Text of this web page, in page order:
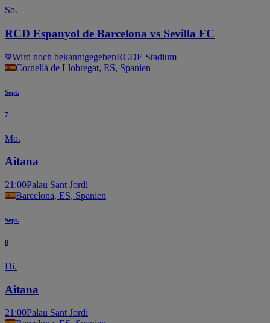
So.
RCD Espanyol de Barcelona vs Sevilla FC
Wird noch bekanntgegebenRCDE Stadium
Cornellà de Llobregat, ES, Spanien
Sept.
7
Mo.
Aitana
21:00Palau Sant Jordi
Barcelona, ES, Spanien
Sept.
8
Di.
Aitana
21:00Palau Sant Jordi